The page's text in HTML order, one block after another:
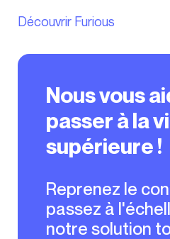
Nous vous aidons à
passer à la
supérieure !
Reprenez le contrôle et
passez à
notre solution
Découvrir Furious